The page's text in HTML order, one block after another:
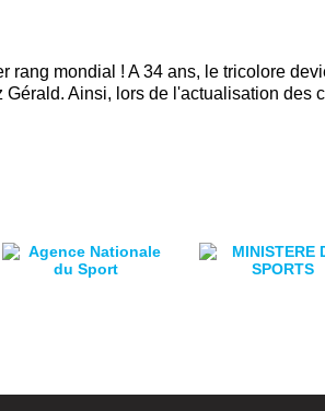
rang mondial ! A 34 ans, le tricolore
Ainsi, lors de l'actualisation des